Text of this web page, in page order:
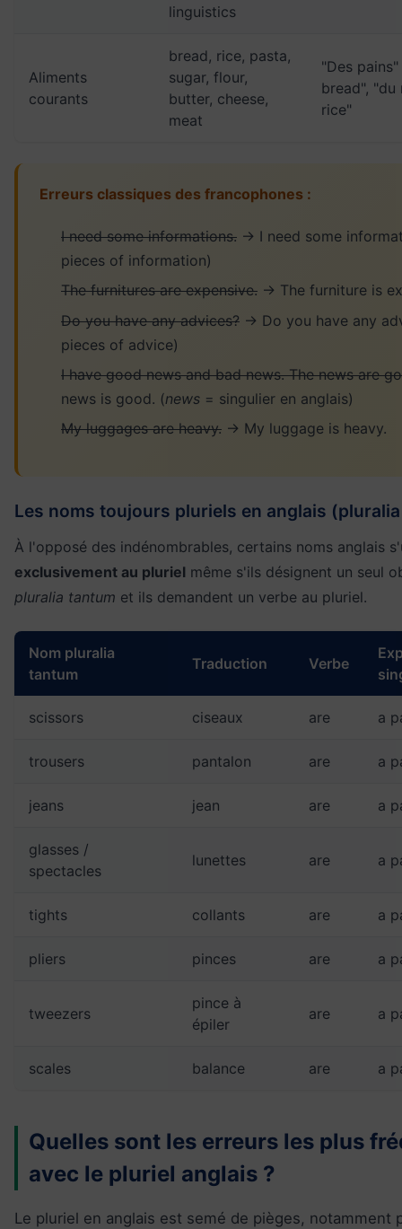
linguistics
Aliments
courants
bread, rice, pasta,
sugar, flour,
butter, cheese,
meat
"Des
bread",
rice"
Erreurs classiques des francophones :
I need some informations. → I need some
pieces of information)
The furnitures are expensive. → The furniture is
Do you have any advices? → Do you have any
pieces of advice)
I have good news and bad news. The news are
news is good. (news = singulier en anglais)
My luggages are heavy. → My luggage is heavy.
Les noms toujours pluriels en anglais
À l'opposé des indénombrables, certains noms anglais
exclusivement au pluriel même s'ils désignent un seul
pluralia tantum et ils demandent un verbe au pluriel.
Nom pluralia
tantum
Traduction Verbe
scissors ciseaux are a
trousers pantalon are a
jeans jean are a
glasses /
spectacles
lunettes are a
tights collants are a
pliers pinces are a
tweezers
pince à
épiler
are a
scales balance are a
Quelles sont les erreurs les plus
avec le pluriel anglais ?
Le pluriel en anglais est semé de pièges, notamment